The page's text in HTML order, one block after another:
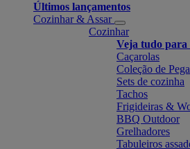
Últimos lançamentos
Cozinhar & Assar
Cozinhar
Veja tudo para
Caçarolas
Coleção de
Sets de cozinha
Tachos
Frigideiras &
BBQ Outdoor
Grelhadores
Tabuleiros